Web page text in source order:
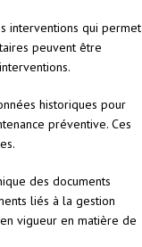
interventions qui permet
peuvent être
historiques pour
préventive. Ces
des documents
liés à la gestion
vigueur en matière de